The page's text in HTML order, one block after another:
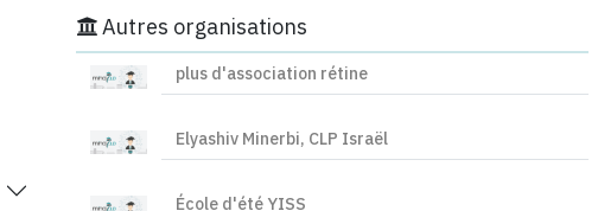
Autres organisations
plus d'association rétine
Elyashiv Minerbi, CLP Israël
École d'été YISS